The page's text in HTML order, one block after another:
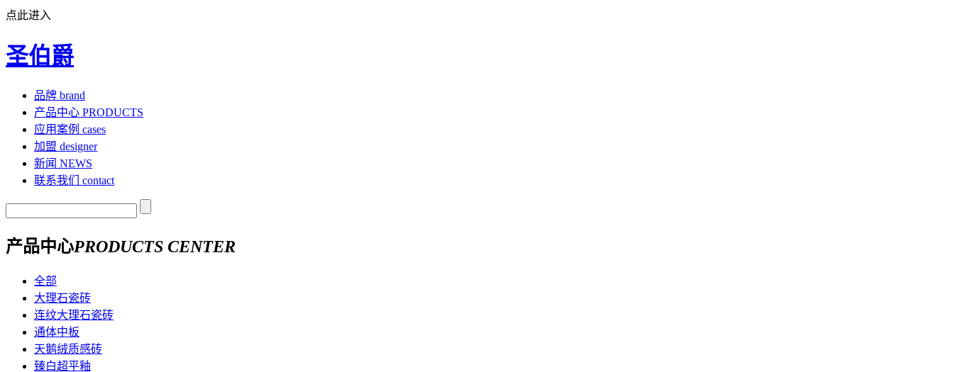
点此进入
圣伯爵
品牌 brand
产品中心 PRODUCTS
应用案例 cases
加盟 designer
新闻 NEWS
联系我们
contact
产品中心PRODUCTS CENTER
全部
大理石瓷砖
连纹大理石瓷砖
通体中板
天鹅绒质感砖
臻白超平釉